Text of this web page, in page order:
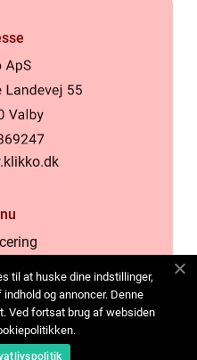
os
til at huske dine indstillinger,
og annoncer. Denne
Ved fortsat brug af websiden